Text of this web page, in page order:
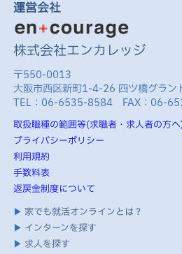
運営会社
株式会社エンカレッジ
〒550-0013
大阪市西区新町1-4-26 四ツ橋グラン
TEL：06-6535-8584 FAX：06-
取扱職種の範囲等(求職者・求人者の方へ
プライバシーポリシー
利用規約
手数料表
返戻金制度について
▶ 家でも就活オンラインとは？
▶ インターンを探す
▶ 求人を探す